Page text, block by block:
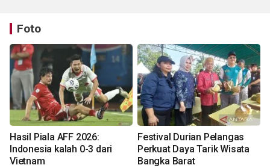
Foto
Hasil Piala AFF 2026:
Indonesia kalah 0-3 dari
Vietnam
Festival Durian Pelangas
Perkuat Daya Tarik Wisata
Bangka Barat